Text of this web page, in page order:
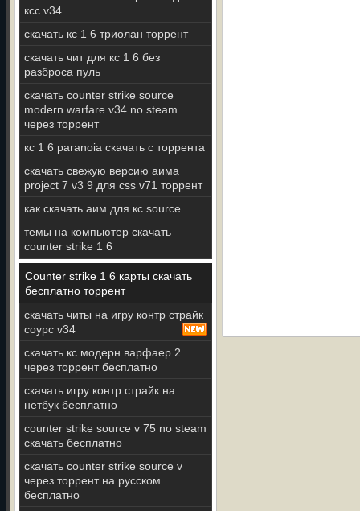
ксс v34
скачать кс 1 6 триолан торрент
скачать чит для кс 1 6 без
разброса пуль
скачать counter strike source
modern warfare v34 no steam
через торрент
кс 1 6 paranoia скачать с торрента
скачать свежую версию аима
project 7 v3 9 для css v71 торрент
как скачать аим для кс source
темы на компьютер скачать
counter strike 1 6
Counter strike 1 6 карты скачать
бесплатно торрент
скачать читы на игру контр страйк
соурс v34
скачать кс модерн варфаер 2
через торрент бесплатно
скачать игру контр страйк на
нетбук бесплатно
counter strike source v 75 no steam
скачать бесплатно
скачать counter strike source v
через торрент на русском
бесплатно